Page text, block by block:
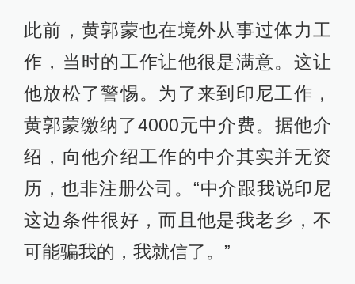
此前，黄郭蒙也在境外从事过体力工
作，当时的工作让他很是满意。这让
他放松了警惕。为了来到印尼工作，
黄郭蒙缴纳了4000元中介费。据他介
绍，向他介绍工作的中介其实并无资
历，也非注册公司。“中介跟我说印尼
这边条件很好，而且他是我老乡，不
可能骗我的，我就信了。”